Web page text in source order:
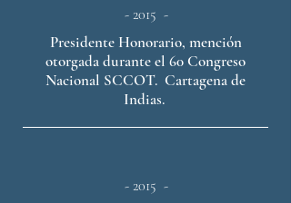
- 2015 -
- 2015 -
Presidente Honorario, mención
otorgada durante el 60 Congreso
Nacional SCCOT. Cartagena de
Indias.